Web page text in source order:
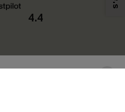
4.4
à tout moment.